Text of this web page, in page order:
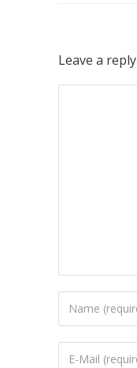
Leave a reply